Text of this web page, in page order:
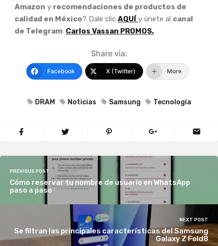
Amazon y recomendaciones de productos de
calidad en México? Dale clic AQUÍ y únete al canal
de Telegram: Carlos Vassan PROMOS.
Share via:
Facebook X (Twitter) More
DRAM Noticias Samsung Tecnología
PREVIOUS POST
Cómo reservar tu nombre de usuario en WhatsApp
paso a paso
NEXT POST
Se filtran las principales características del Samsung
Galaxy Z Fold8